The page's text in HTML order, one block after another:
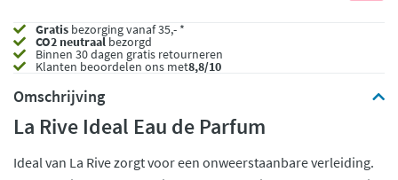
Gratis bezorging vanaf 35,- *
CO2 neutraalbezorgd
Binnen 30 dagen gratis retourneren
Klanten beoordelen ons met8,8/10
Omschrijving
La Rive Ideal Eau de Parfum
Ideal van La Rive zorgt voor een onweerstaanbare verleiding.